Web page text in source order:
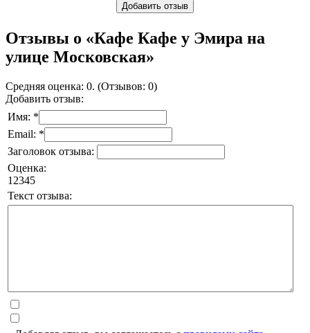
Добавить отзыв
Отзывы о «Кафе Кафе у Эмира на
улице Московская»
Средняя оценка: 0. (Отзывов: 0)
Добавить отзыв:
Имя: *
Email: *
Заголовок отзыва:
Оценка:
1 2345
Текст отзыва: